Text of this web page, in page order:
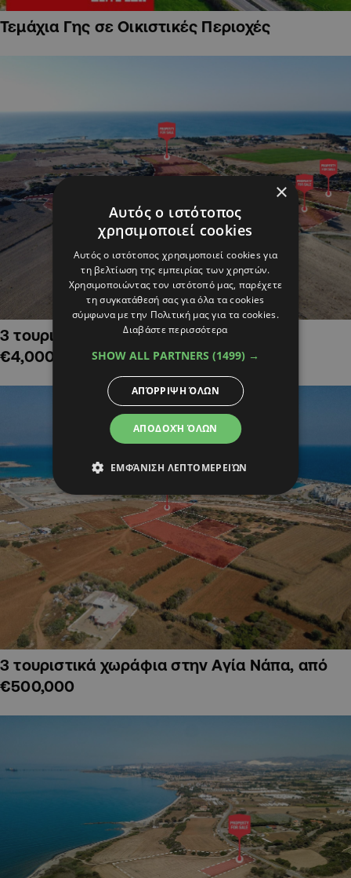
Τεμάχια Γης σε Οικιστικές Περιοχές
3 τουριστικά χωράφια στην Αλαμινό,
€4,000,000
3 τουριστικά χωράφια στην Αγία Νάπα, από
€500,000
×
Αυτός ο ιστότοπος
χρησιμοποιεί cookies
Αυτός ο ιστότοπος χρησιμοποιεί cookies για
τη βελτίωση της εμπειρίας των χρηστών.
Χρησιμοποιώντας τον ιστότοπό μας, παρέχετε
τη συγκατάθεσή σας για όλα τα cookies
σύμφωνα με την Πολιτική μας για τα cookies.
Διαβάστε περισσότερα
SHOW ALL PARTNERS (1499) →
ΑΠΟΔΟΧΉ ΌΛΩΝ
ΑΠΌΡΡΙΨΗ ΌΛΩΝ
ΕΜΦΆΝΙΣΗ ΛΕΠΤΟΜΕΡΕΙΏΝ